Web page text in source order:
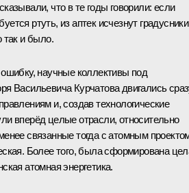
что в те годы говорили: если
ртуть, из аптек исчезнут
так и было.
научные коллективы под
Васильевича Курчатова двигались
и, создав технологические
вперёд целые отрасли, относительно
связанные тогда с атомным
Более того, была сформирована
атомная энергетика.